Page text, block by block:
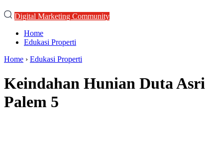
Digital Marketing Community
Home
Edukasi Properti
Home › Edukasi Properti
Keindahan Hunian Duta Asri
Palem 5